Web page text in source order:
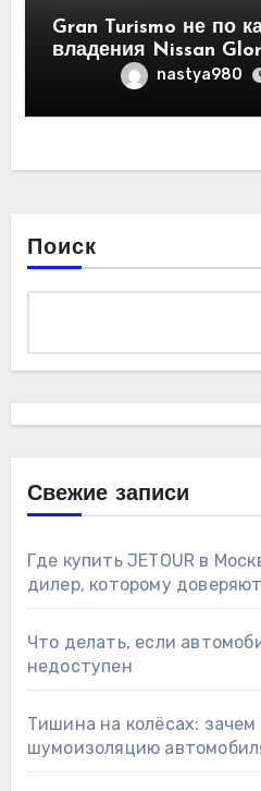
Gran Turismo не по
владения Nissan
nastya980
Поиск
Свежие записи
Где купить JETOUR в
дилер, которому доверяют
Что делать, если
недоступен
Тишина на колёсах: зачем
шумоизоляцию